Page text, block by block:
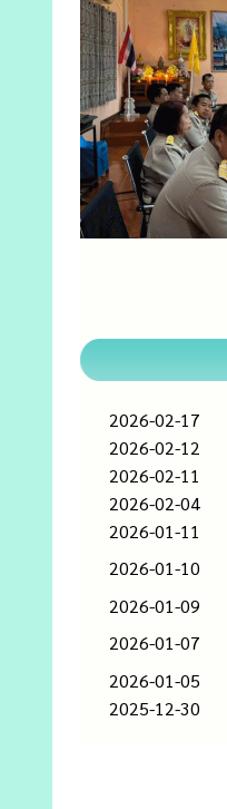
2026-02-17
2026-02-12
2026-02-11
2026-02-04
2026-01-11
2026-01-10
2026-01-09
2026-01-07
2026-01-05
2025-12-30